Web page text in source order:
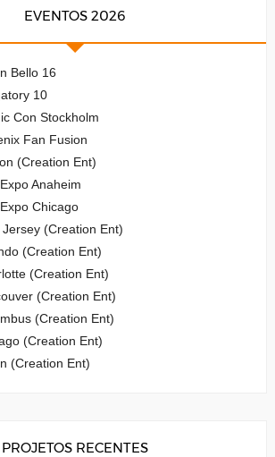
EVENTOS 2026
Bello 16
10
Con Stockholm
Fan Fusion
(Creation Ent)
Anaheim
Chicago
(Creation Ent)
(Creation Ent)
(Creation Ent)
(Creation Ent)
(Creation Ent)
(Creation Ent)
(Creation Ent)
PROJETOS RECENTES